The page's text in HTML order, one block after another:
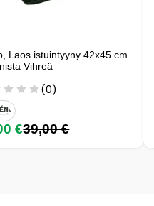
Laos istuintyyny 42x45 cm
Vihreä
(0)
€39,00 €